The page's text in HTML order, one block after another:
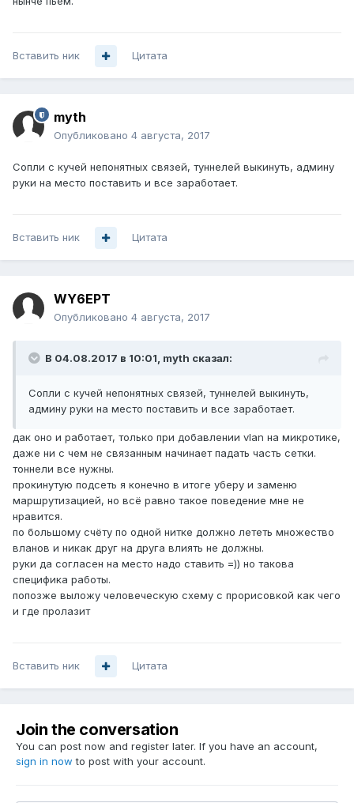
Вставить ник Цитата
myth
Опубликовано 4 августа, 2017
Сопли с кучей непонятных связей, туннелей выкинуть, админу
руки на место поставить и все заработает.
Вставить ник Цитата
WY6EPT
Опубликовано 4 августа, 2017
В 04.08.2017 в 10:01, myth сказал:
Сопли с кучей непонятных связей, туннелей выкинуть,
админу руки на место поставить и все заработает.
дак оно и работает, только при добавлении vlan на микротике,
даже ни с чем не связанным начинает падать часть сетки.
тоннели все нужны.
прокинутую подсеть я конечно в итоге уберу и заменю
маршрутизацией, но всё равно такое поведение мне не
нравится.
по большому счёту по одной нитке должно лететь множество
вланов и никак друг на друга влиять не должны.
руки да согласен на место надо ставить =)) но такова
специфика работы.
попозже выложу человеческую схему с прорисовкой как чего
и где пролазит
Вставить ник Цитата
Join the conversation
You can post now and register later. If you have an account,
sign in now to post with your account.